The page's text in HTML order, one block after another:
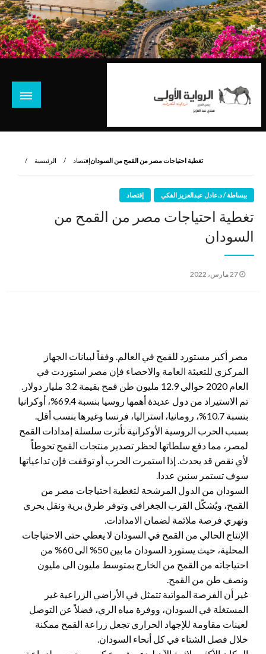
نروي لتعرف
الرئيسية إقتصادتغطية احتياجات مصر من القمح من السودان
إقتصاد ببساطة / د.عادل عبدالعزيز الفكي
تغطية احتياجات مصر من القمح من
السودان
نُشر
27 مارس، 2022
مصر أكبر مستورد للقمح في العالم. وفقاً لبيانات الجهاز
المركزي للتعبئة العامة والاحصاء فإن مصر استوردت في
العام 2020 حوالي 12.9 مليون طن قمح بقيمة 3.2 مليار دولار.
تم الاستيراد من دول عديدة أهمها روسيا بنسبة 69.4%، أوكرانيا
بنسبة 10.7%، رومانيا، استراليا، فرنسا وغيرها بنسب أقل.
بسبب الحرب الروسية الأوكرانية تأثرت سلسلة إمدادات القمح
لمصر، مما دفع سلطاتها لحظر تصدير منتجات القمح تحوطاً
لأي نقص قد يحدث. إذا استمرت الحرب أو توقفت فإن تداعياتها
سوف تستمر سنين عددا.
السودان من الدول المرشحة لتغطية احتياجات مصر من
القمح، ويُشكّل القرب الجغرافي وتوفر طرق برية ونقل بحري
ونهري فرصة ملائمة لضمان الامدادات.
الإنتاج الحالي من القمح في السودان لا يغطي حتى الاحتياجات
المحلية، حيث يستورد السودان ما بين 50% الى 60% من
احتياجاته من القمح من الخارج بمتوسط مليون الى مليون
ونصف طن من القمح.
غير أن الفرصة المواتية تتمثل في الأراضي الزراعية غير
المستغلة في السودان، ووفرة مياه الري، فضلاً عن التوصل
لعينات مقاومة للإجهاد الحراري تجعل زراعة القمح ممكنة
خلال فصل الشتاء في كل أنحاء السودان.